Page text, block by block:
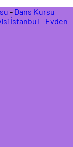
- Dans Kursu
İstanbul - Evden